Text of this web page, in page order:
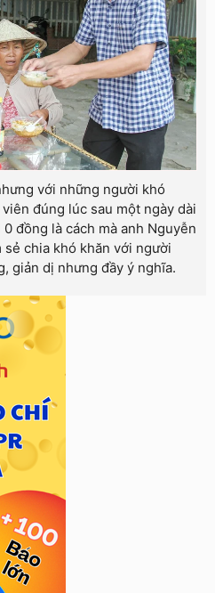
với những người khó
đúng lúc sau một ngày dài
đồng là cách mà anh Nguyễn
sẻ chia khó khăn với người
giản dị nhưng đầy ý nghĩa.